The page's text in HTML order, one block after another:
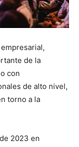
de la
con
de alto nivel,
torno a la
2023 en